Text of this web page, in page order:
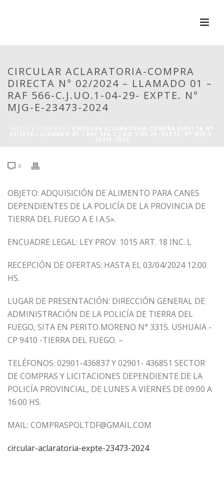
CIRCULAR ACLARATORIA-COMPRA
DIRECTA N° 02/2024 – LLAMADO 01 –
RAF 566-C.J.UO.1-04-29- EXPTE. N°
MJG-E-23473-2024
0
OBJETO: ADQUISICIÓN DE ALIMENTO PARA CANES
DEPENDIENTES DE LA POLICÍA DE LA PROVINCIA DE
TIERRA DEL FUEGO A E I.A.S».
ENCUADRE LEGAL: LEY PROV. 1015 ART. 18 INC. L
RECEPCIÓN DE OFERTAS: HASTA EL 03/04/2024 12:00
HS.
LUGAR DE PRESENTACIÓN: DIRECCIÓN GENERAL DE
ADMINISTRACIÓN DE LA POLICÍA DE TIERRA DEL
FUEGO, SITA EN PERITO MORENO N° 3315. USHUAIA -
CP 9410 -TIERRA DEL FUEGO. –
TELÉFONOS: 02901-436837 Y 02901- 436851 SECTOR
DE COMPRAS Y LICITACIONES DEPENDIENTE DE LA
POLICÍA PROVINCIAL, DE LUNES A VIERNES DE 09:00 A
16:00 HS.
MAIL: COMPRASPOLTDF@GMAIL.COM
circular-aclaratoria-expte-23473-2024